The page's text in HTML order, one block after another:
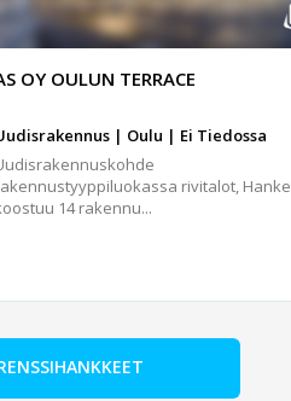
OY OULUN TERRACE
| Oulu | Ei Tiedossa
rivitalot, Hanke
14 rakennu...